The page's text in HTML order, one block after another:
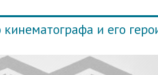
кинематографа и его